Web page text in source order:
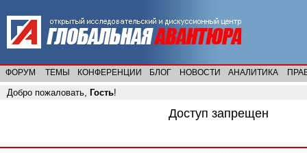
ФОРУМ ТЕМЫ КОНФЕРЕНЦИИ БЛОГ НОВОСТИ АНАЛИТИКА
Добро пожаловать, Гость!
Доступ запрещен